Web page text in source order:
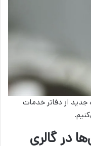
از دفاتر خدمات
در گالری